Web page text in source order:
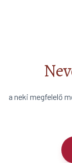
a neki megfelelő